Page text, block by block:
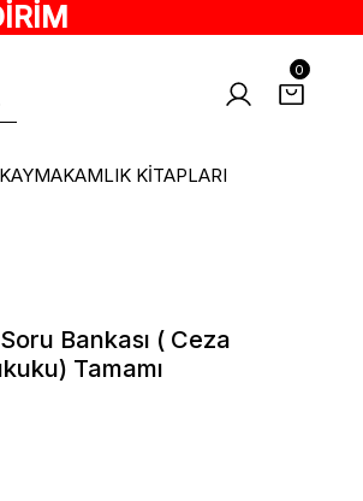
0
KAYMAKAMLIK KİTAPLARI
Bankası ( Ceza
Tamamı